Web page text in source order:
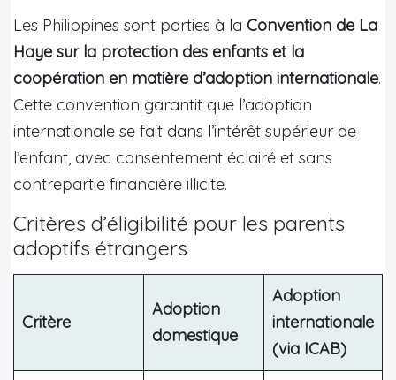
Les Philippines sont parties à la Convention de La
Haye sur la protection des enfants et la
coopération en matière d’adoption internationale.
Cette convention garantit que l’adoption
internationale se fait dans l’intérêt supérieur de
l’enfant, avec consentement éclairé et sans
contrepartie financière illicite.
Critères d’éligibilité pour les parents
adoptifs étrangers
Critère
Adoption
domestique
Adoption
internationale
(via ICAB)